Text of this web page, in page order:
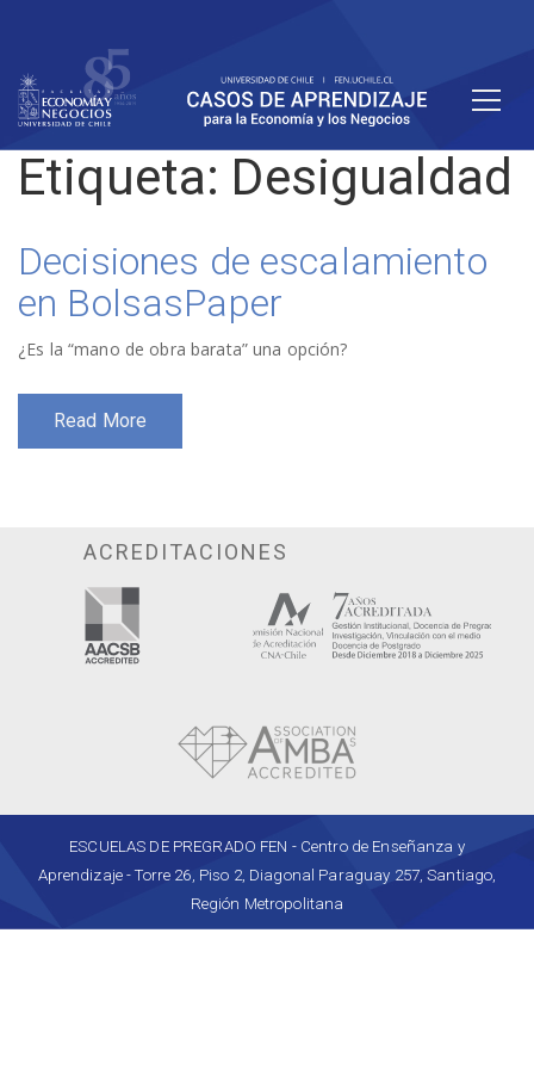
Etiqueta: Desigualdad
Decisiones de escalamiento
en BolsasPaper
¿Es la “mano de obra barata” una opción?
Read More
ACREDITACIONES
ESCUELAS DE PREGRADO FEN - Centro de Enseñanza y
Aprendizaje - Torre 26, Piso 2, Diagonal Paraguay 257, Santiago,
Región Metropolitana